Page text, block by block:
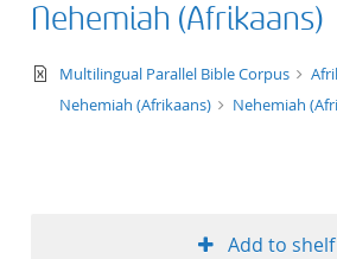
Nehemiah (Afrikaans)
text/xml
Multilingual Parallel Bible Corpus
Nehemiah (Afrikaans)
Nehemiah
Add to shelf